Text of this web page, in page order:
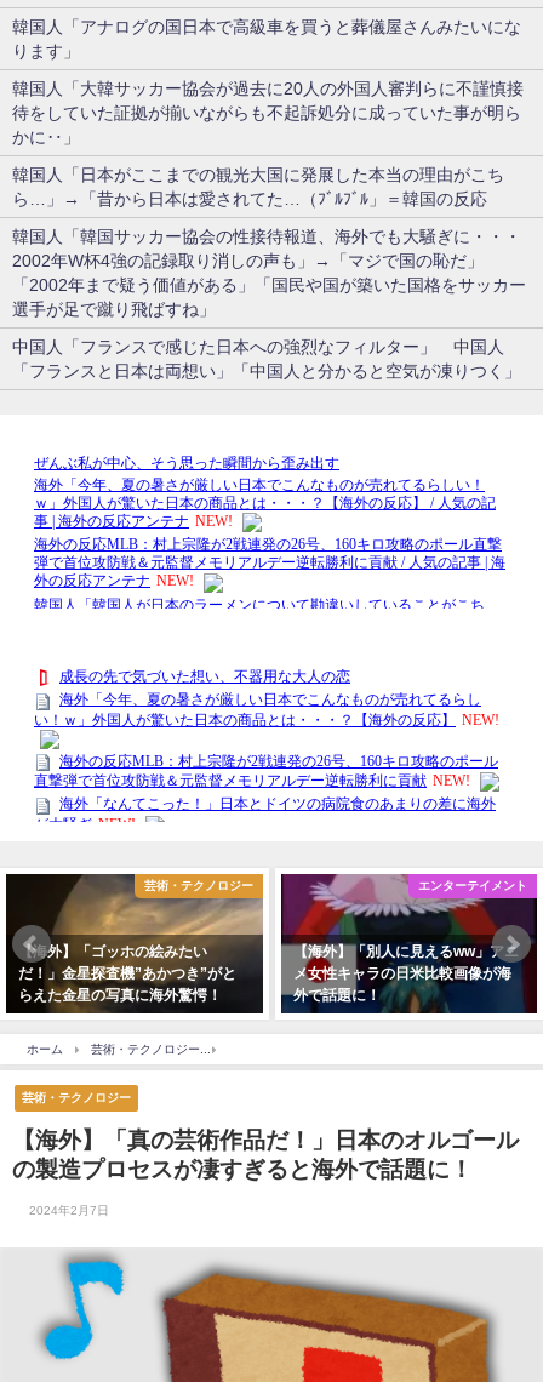
韓国人「アナログの国日本で高級車を買うと葬儀屋さんみたいにな
ります」
韓国人「大韓サッカー協会が過去に20人の外国人審判らに不謹慎接
待をしていた証拠が揃いながらも不起訴処分に成っていた事が明ら
かに‥」
韓国人「日本がここまでの観光大国に発展した本当の理由がこち
ら…」→「昔から日本は愛されてた…（ﾌﾞﾙﾌﾞﾙ」＝韓国の反応
韓国人「韓国サッカー協会の性接待報道、海外でも大騒ぎに・・・
2002年W杯4強の記録取り消しの声も」→「マジで国の恥だ」
「2002年まで疑う価値がある」「国民や国が築いた国格をサッカー
選手が足で蹴り飛ばすね」
中国人「フランスで感じた日本への強烈なフィルター」 中国人
「フランスと日本は両想い」「中国人と分かると空気が凍りつく」
芸術・テクノロジー
ッホの絵みたい
査機”あかつき”がと
写真に海外驚愕！
エンターテイメント
【海外】「別人に見えるww」アニ
メ女性キャラの日米比較画像が海
外で話題に！
【海外】
ジャース
ホーム 芸術・テクノロジー
芸術・テクノロジー
【海外】「真の芸術作品だ！」日本のオルゴール
の製造プロセスが凄すぎると海外で話題に！
2024年2月7日